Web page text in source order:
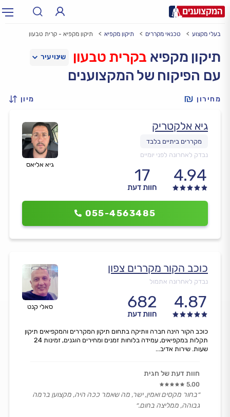
עירעיר: תל אביב, חיפה…
בעלי מקצוע טכנאי מקררים תיקון מקפיא תיקון מקפיא - קרית טבעון
תיקון מקפיא בקרית טבעון
עם הפיקוח של המקצוענים
מחירון מיון
גיא אליאס
גיא אלקטריק
נבדק לאחרונה לפני יומיים
4.94
17
חוות דעת
055-4563485
סאלי קנט
כוכב הקור מקררים צפון
נבדק לאחרונה אתמול
4.87
682
חוות דעת
כוכב הקור הינה חברה וותיקה בתחום תיקון המקררים והמקפיאים תיקון
תקלות במקפיאים, עמידה בלוחות זמנים ומחירים הוגנים, זמינות 24
שעות. שירות אדיב...
חוות דעת של חגית
5.00
״בחור מקסים ואמין, ישר, מה שאמר ככה היה, מקצוען ברמה
גבוהה, ממליצה בחום.״